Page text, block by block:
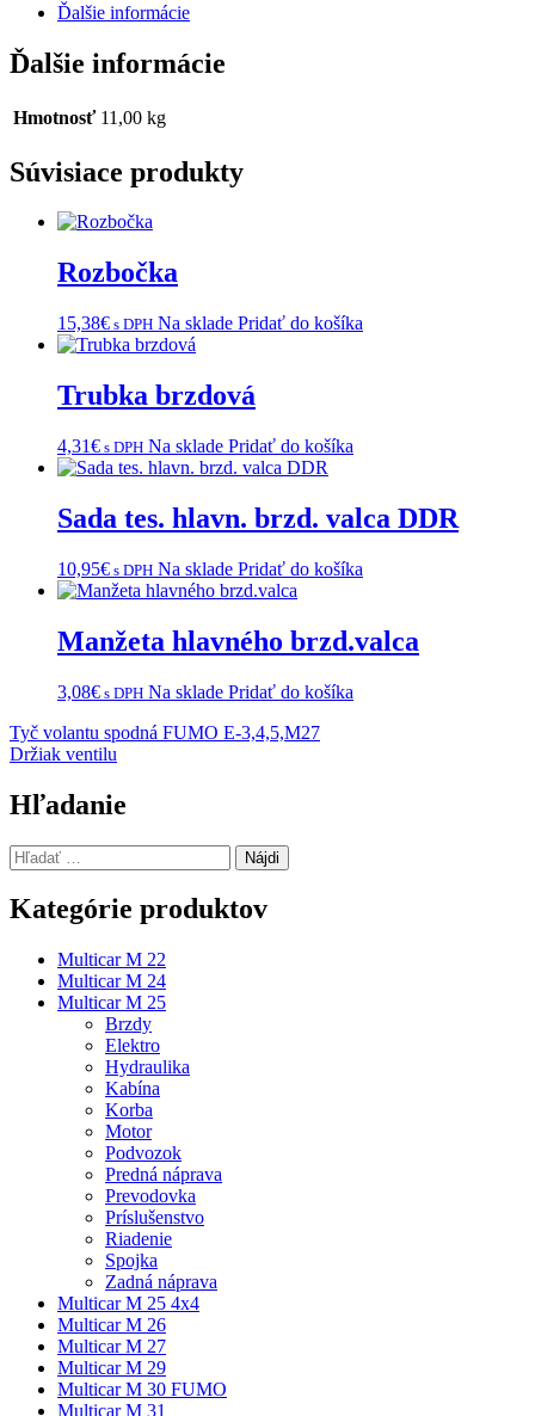
Ďalšie informácie
Ďalšie informácie
Hmotnosť 11,00 kg
Súvisiace produkty
Rozbočka
15,38€ s DPH Na sklade Pridať do košíka
Trubka brzdová
4,31€ s DPH Na sklade Pridať do košíka
Sada tes. hlavn. brzd. valca DDR
10,95€ s DPH Na sklade Pridať do košíka
Manžeta hlavného brzd.valca
3,08€ s DPH Na sklade Pridať do košíka
Navigácia
v
článku
Tyč volantu spodná FUMO E-3,4,5,M27
Držiak ventilu
Hľadanie
Hľadať:
Kategórie produktov
Multicar M 22
Multicar M 24
Multicar M 25
Brzdy
Elektro
Hydraulika
Kabína
Korba
Motor
Podvozok
Predná náprava
Prevodovka
Príslušenstvo
Riadenie
Spojka
Zadná náprava
Multicar M 25 4x4
Multicar M 26
Multicar M 27
Multicar M 29
Multicar M 30 FUMO
Multicar M 31